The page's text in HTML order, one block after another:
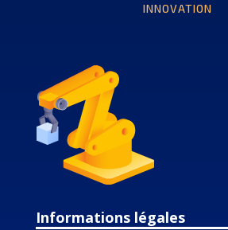
INNOVATION
Informations légales